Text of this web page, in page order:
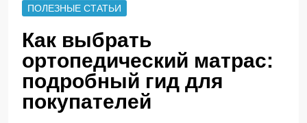
ПОЛЕЗНЫЕ СТАТЬИ
Как выбрать
ортопедический матрас:
подробный гид для
покупателей